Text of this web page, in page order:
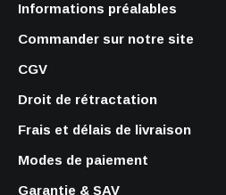
Informations préalables
Commander sur notre site
CGV
Droit de rétractation
Frais et délais de livraison
Modes de paiement
Garantie & SAV